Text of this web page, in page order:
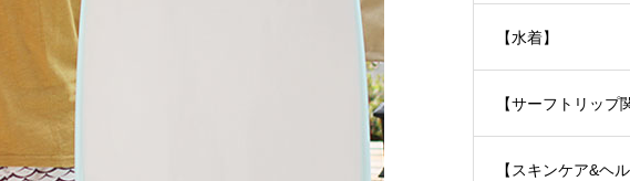
【水着】
【サーフトリップ
【スキンケア&ヘ